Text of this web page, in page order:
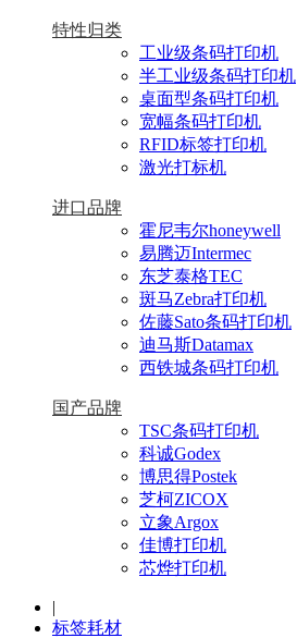
特性归类
工业级条码打印机
半工业级条码打印机
桌面型条码打印机
宽幅条码打印机
RFID标签打印机
激光打标机
进口品牌
霍尼韦尔honeywell
易腾迈Intermec
东芝泰格TEC
斑马Zebra打印机
佐藤Sato条码打印机
迪马斯Datamax
西铁城条码打印机
国产品牌
TSC条码打印机
科诚Godex
博思得Postek
芝柯ZICOX
立象Argox
佳博打印机
芯烨打印机
|
标签耗材